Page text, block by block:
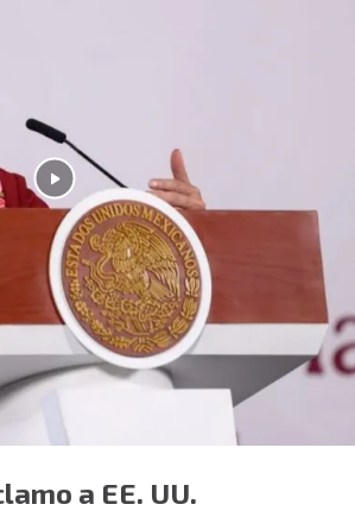
a EE. UU.